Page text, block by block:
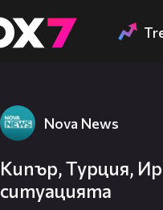
Nova News
Кипър, Турция,
ситуацията